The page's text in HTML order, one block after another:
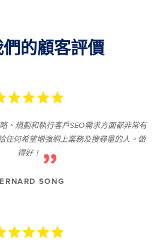
的顧客評價
、規劃和執行客戶SEO需求方面都非常有
任何希望增強網上業務及搜尋量的人。做
得好！
SONG